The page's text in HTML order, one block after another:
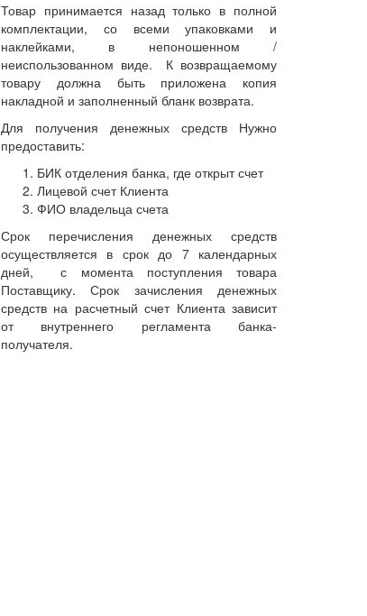
Товар принимается назад только в полной
комплектации, со всеми упаковками и
наклейками, в непоношенном /
неиспользованном виде. К возвращаемому
товару должна быть приложена копия
накладной и заполненный бланк возврата.
Для получения денежных средств Нужно
предоставить:
БИК отделения банка, где открыт счет
Лицевой счет Клиента
ФИО владельца счета
Срок перечисления денежных средств
осуществляется в срок до 7 календарных
дней, с момента поступления товара
Поставщику. Срок зачисления денежных
средств на расчетный счет Клиента зависит
от внутреннего регламента банка-
получателя.